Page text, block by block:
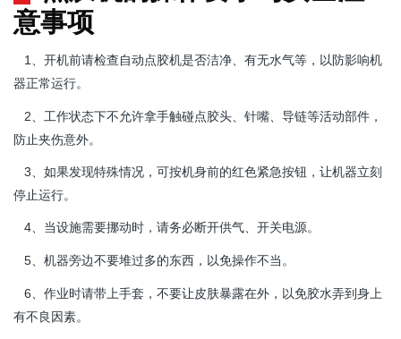
意事项
1、 开机前请检查自动点胶机是否洁净、有无水气等，以防影响机
器正常运行。
2、 工作状态下不允许拿手触碰点胶头、针嘴、导链等活动部件，
防止夹伤意外。
3、 如果发现特殊情况，可按机身前的红色紧急按钮，让机器立刻
停止运行。
4、 当设施需要挪动时，请务必断开供气、开关电源。
5、 机器旁边不要堆过多的东西，以免操作不当。
6、 作业时请带上手套，不要让皮肤暴露在外，以免胶水弄到身上
有不良因素。